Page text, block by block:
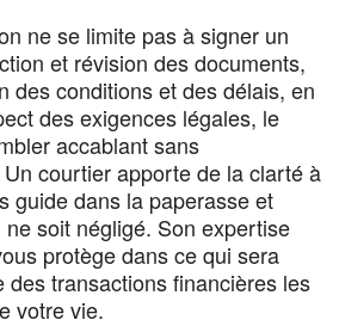
ne se limite pas à signer un
et révision des documents,
des conditions et des délais, en
des exigences légales, le
accablant sans
courtier apporte de la clarté à
guide dans la paperasse et
soit négligé. Son expertise
protège dans ce qui sera
des transactions financières les
votre vie.